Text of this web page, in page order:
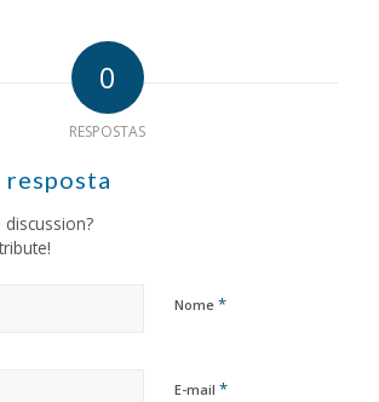
0
RESPOSTAS
resposta
Nome *
E-mail *